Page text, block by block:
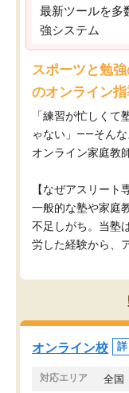
最新ツールを多
強システム
スポーツと勉
のオンライン
「練習が忙しくて
ゃない」——そんな
オンライン家庭教
【なぜアスリート
一般的な塾や家庭
不足しがち。当塾
労した経験から、
オンライン校
対応エリア 全国